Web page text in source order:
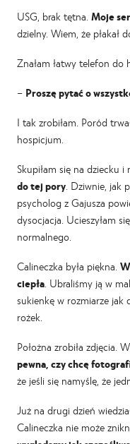
USG, brak tętna. Moje
dzielny. Wiem, że płakał
Znałam łatwy telefon do
– Proszę pytać o
I tak zrobiłam. Poród
hospicjum.
Skupiłam się na dziecku i
do tej pory . Dziwnie, jak
psycholog z Gajusza
dysocjacja. Ucieszyłam
normalnego.
Calineczka była piękna.
ciepła . Ubraliśmy ją w
sukienkę w rozmiarze jak
rożek.
Położna zrobiła zdjęcia.
pewna, czy chcę
że jeśli się namyślę, że
Już na drugi dzień
Calineczka nie może